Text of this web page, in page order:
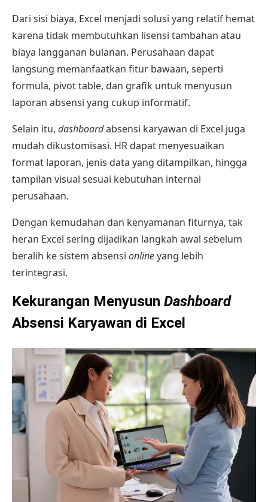
Dari sisi biaya, Excel menjadi solusi yang relatif hemat
karena tidak membutuhkan lisensi tambahan atau
biaya langganan bulanan. Perusahaan dapat
langsung memanfaatkan fitur bawaan, seperti
formula, pivot table, dan grafik untuk menyusun
laporan absensi yang cukup informatif.
Selain itu, dashboardabsensi karyawan di Excel juga
mudah dikustomisasi. HR dapat menyesuaikan
format laporan, jenis data yang ditampilkan, hingga
tampilan visual sesuai kebutuhan internal
perusahaan.
Dengan kemudahan dan kenyamanan fiturnya, tak
heran Excel sering dijadikan langkah awal sebelum
beralih ke sistem absensi onlineyang lebih
terintegrasi.
Kekurangan Menyusun Dashboard
Absensi Karyawan di Excel